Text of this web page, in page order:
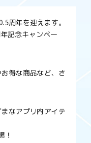
周年を迎えます。
記念キャンペー
得な商品など、さ
なアプリ内アイテ
！